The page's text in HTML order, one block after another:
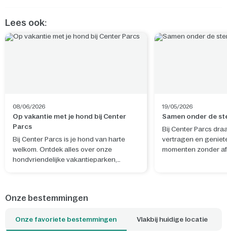
Lees ook:
08/06/2026
Op vakantie met je hond bij Center
Parcs
Bij Center Parcs is je hond van harte
welkom. Ontdek alles over onze
hondvriendelijke vakantieparken,
19/05/2026
Samen onder de
Bij Center Parcs
vertragen en
momenten zonder
sterrenhemel, terwijl
Onze bestemmingen
Onze favoriete bestemmingen Vlakbij huidige locatie